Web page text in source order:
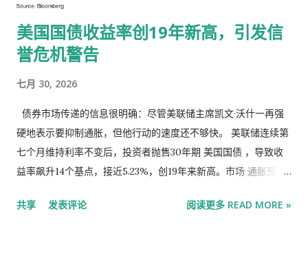
新思考职场文化。越来越多的人认识到，“996”模式不光难以持
续，还可能适得其反。 长江商学院(Cheung Kong Graduate
School of ...
Holdings 250% 219% 34.6 20.5 107% 戴尔 243% 9% 21.2 11.1
79% 康宁 192% 84% 68.8 28.2 19% 应用材料 181% 58% 47.3
26/0 55% Advanced Micro Devices 171% 77% 56.4 33.1 59%
50% 泰瑞达 150% 54% 56.4 36.7 63% KLA 148% 93% 58.7
31.0 31% 莫德纳 137% -29% N/A N/A 1% Lumentum
Holdings 133% 339% 47.6 50.2 145% Generac Holdings
115%...
美国国债收益率创19年新高，引发信
誉危机警告
七月 30, 2026
债券市场传递的信息很明确：尽管美联储主席凯文·沃什一再强
硬地表示要抑制通胀，但他行动的速度还不够快。 美联储连续第
七个月维持利率不变后，投资者抛售30年期 美国国债 ，导致收
益率飙升14个基点，接近5.23%，创19年来新高。市场 通胀预期
是在推迟不可避免的加息。 这些举措表明，投资者越来越担心沃
共享 发表评论 阅读更多 READ MORE »